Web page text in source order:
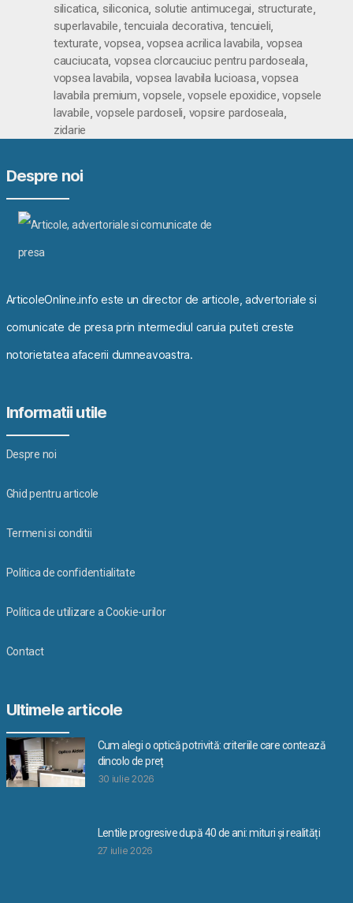
silicatica, siliconica, solutie antimucegai, structurate,
superlavabile,tencuiala decorativa, tencuieli,
texturate,vopsea,vopsea acrilica lavabila, vopsea
cauciucata, vopsea clorcauciuc pentru pardoseala,
vopsea lavabila, vopsea lavabila lucioasa,vopsea
lavabila premium,vopsele,vopsele epoxidice,vopsele
lavabile,vopsele pardoseli, vopsire pardoseala,
zidarie
Despre noi
ArticoleOnline.info este un director de articole, advertoriale si
comunicate de presa prin intermediul caruia puteti creste
notorietatea afacerii dumneavoastra.
Informatii utile
Despre noi
Ghid pentru articole
Termeni si conditii
Politica de confidentialitate
Politica de utilizare a Cookie-urilor
Contact
Ultimele articole
Cum alegi o optică potrivită: criteriile care contează
dincolo de preț
30 iulie 2026
Lentile progresive după 40 de ani: mituri și realități
27 iulie 2026